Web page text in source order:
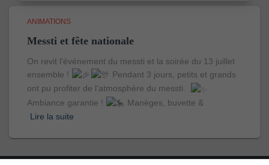
ANIMATIONS
Messti et fête nationale
On revit l’événement du messti et la soirée du 13 juillet
ensemble !
Pendant 3 jours, petits et grands
ont pu profiter de l’atmosphère du messti.
Ambiance garantie !
Manèges, buvette &
Lire la suite